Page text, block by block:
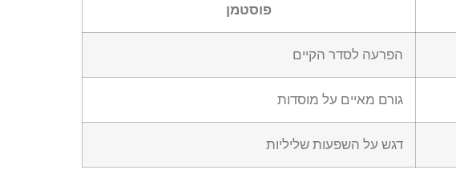
פוסטמן
הפרעה לסדר הקיים
גורם מאיים על מוסדות
דגש על השפעות שליליות